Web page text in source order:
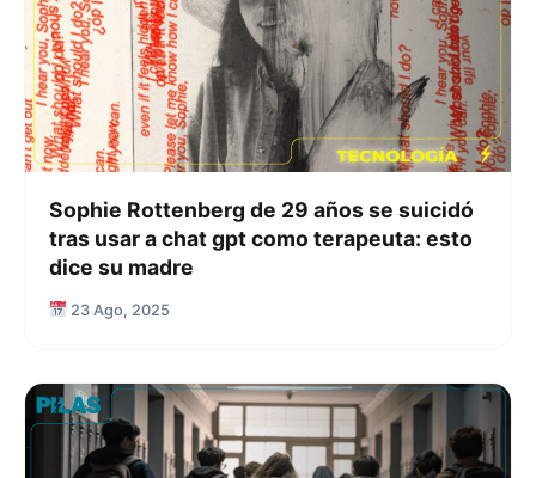
Sophie Rottenberg de 29 años se suicidó
tras usar a chat gpt como terapeuta: esto
dice su madre
23 Ago, 2025